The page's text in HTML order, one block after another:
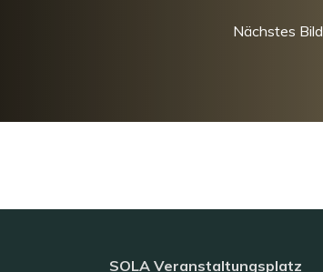
Nächstes Bild
SOLA Veranstaltungsplatz